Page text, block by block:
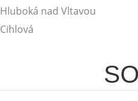
Hluboká nad Vltavou
Cihlová